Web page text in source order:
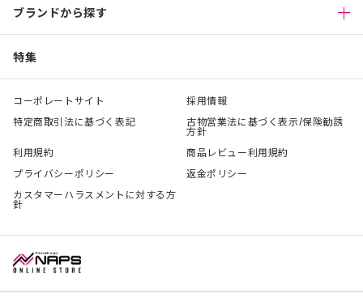
ブランドから探す
特集
コーポレートサイト
採用情報
特定商取引法に基づく表記
古物営業法に基づく表示/保険勧誘
方針
利用規約
商品レビュー利用規約
プライバシーポリシー
返金ポリシー
カスタマーハラスメントに対する方
針